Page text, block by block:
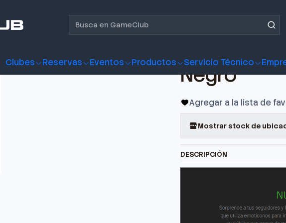
Clubes Reservas Eventos Productos Servicio Técnico
Micrófono
Pantalla de
Negro
Agregar a la lista de
Mostrar stock de
DESCRIPCIÓN